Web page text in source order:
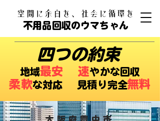
​空間に余白を、社会に循環を
不用品回収のウマちゃん
四つの約束
​地域最安 速やかな回収
柔軟な対応 ​見積り完全無料
大阪府豊中市